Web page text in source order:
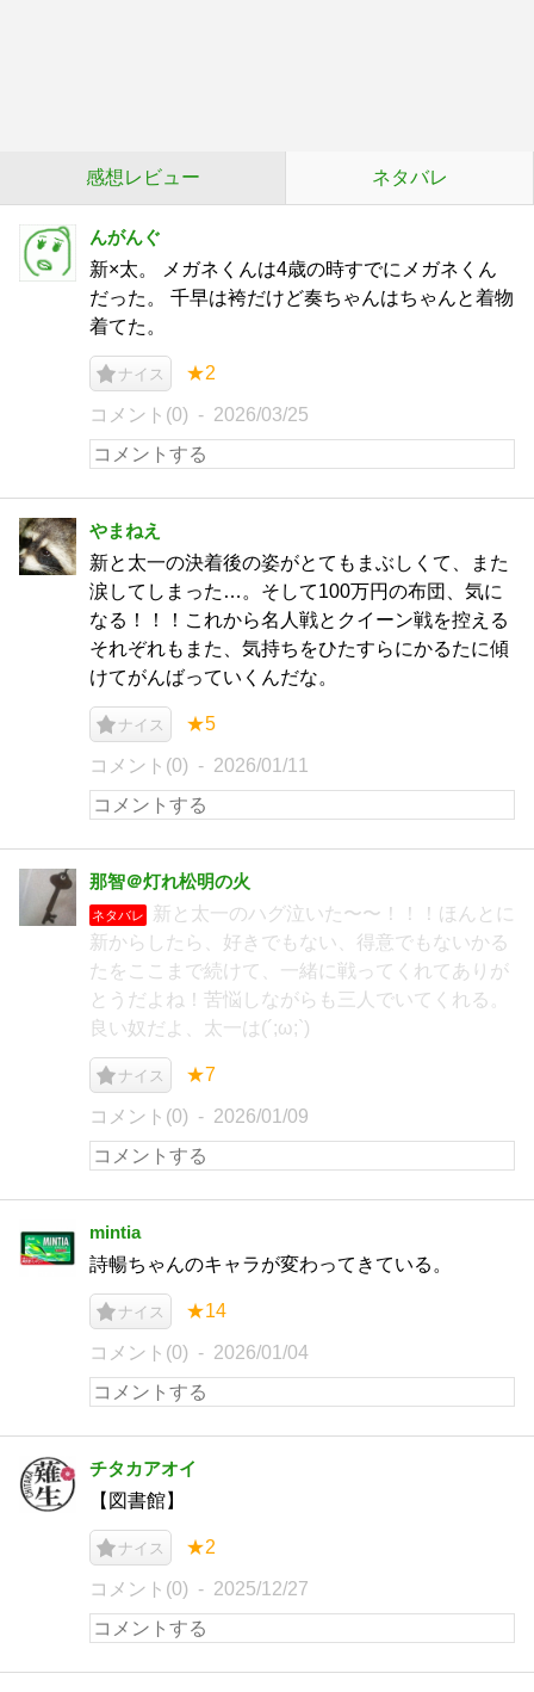
感想レビュー ネタバレ
んがんぐ
新×太。 メガネくんは4歳の時すでにメガネくん
だった。 千早は袴だけど奏ちゃんはちゃんと着物
着てた。
ナイス ★2
コメント(0) 2026/03/25
やまねえ
新と太一の決着後の姿がとてもまぶしくて、また
涙してしまった…。そして100万円の布団、気に
なる！！！これから名人戦とクイーン戦を控える
それぞれもまた、気持ちをひたすらにかるたに傾
けてがんばっていくんだな。
ナイス ★5
コメント(0) 2026/01/11
那智＠灯れ松明の火
ネタバレ
新と太一のハグ泣いた〜〜！！！ほんとに
新からしたら、好きでもない、得意でもないかる
たをここまで続けて、一緒に戦ってくれてありが
とうだよね！苦悩しながらも三人でいてくれる。
良い奴だよ、太一は(´;ω;`)
ナイス ★7
コメント(0) 2026/01/09
mintia
詩暢ちゃんのキャラが変わってきている。
ナイス ★14
コメント(0) 2026/01/04
チタカアオイ
【図書館】
ナイス ★2
コメント(0) 2025/12/27